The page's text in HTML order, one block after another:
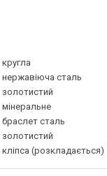
кругла
нержавіюча сталь
золотистий
мінеральне
браслет сталь
золотистий
кліпса (розкладається)